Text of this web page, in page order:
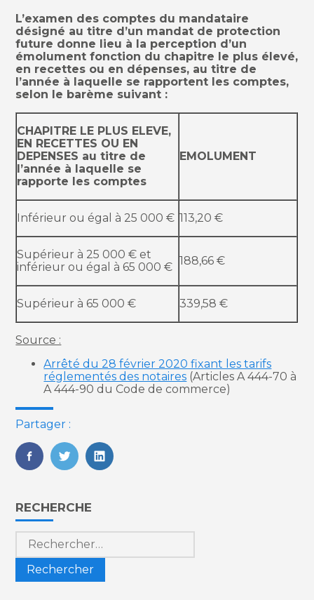
L’examen des comptes du mandataire
désigné au titre d’un mandat de protection
future donne lieu à la perception d’un
émolument fonction du chapitre le plus élevé,
en recettes ou en dépenses, au titre de
l’année à laquelle se rapportent les comptes,
selon le barème suivant :
CHAPITRE LE PLUS ELEVE,
EN RECETTES OU EN
DEPENSES au titre de
l’année à laquelle se
rapporte les comptes
EMOLUMENT
Inférieur ou égal à 25 000 € 113,20 €
Supérieur à 25 000 € et
inférieur ou égal à 65 000 € 188,66 €
Supérieur à 65 000 € 339,58 €
Source :
Arrêté du 28 février 2020 fixant les tarifs
réglementés des notaires (Articles A 444-70 à
A 444-90 du Code de commerce)
Partager :
FaceBook
TwitterLinkedIn
Blog
sidebar
RECHERCHE
Rechercher :